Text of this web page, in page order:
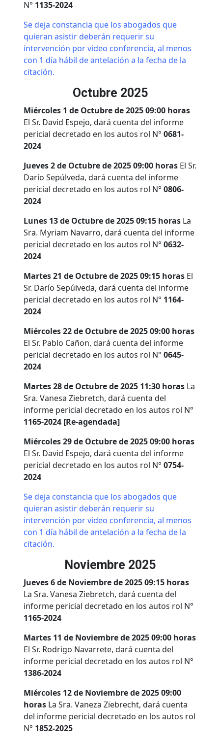
N° 1135-2024
Se deja constancia que los abogados que
quieran asistir deberán requerir su
intervención por video conferencia, al menos
con 1 día hábil de antelación a la fecha de la
citación.
Octubre 2025
Miércoles 1 de Octubre de 2025 09:00 horas
El Sr. David Espejo, dará cuenta del informe
pericial decretado en los autos rol N° 0681-
2024
Jueves 2 de Octubre de 2025 09:00 horas El Sr.
Darío Sepúlveda, dará cuenta del informe
pericial decretado en los autos rol N° 0806-
2024
Lunes 13 de Octubre de 2025 09:15 horas La
Sra. Myriam Navarro, dará cuenta del informe
pericial decretado en los autos rol N° 0632-
2024
Martes 21 de Octubre de 2025 09:15 horas El
Sr. Darío Sepúlveda, dará cuenta del informe
pericial decretado en los autos rol N° 1164-
2024
Miércoles 22 de Octubre de 2025 09:00 horas
El Sr. Pablo Cañon, dará cuenta del informe
pericial decretado en los autos rol N° 0645-
2024
Martes 28 de Octubre de 2025 11:30 horas La
Sra. Vanesa Ziebretch, dará cuenta del
informe pericial decretado en los autos rol N°
1165-2024 [Re-agendada]
Miércoles 29 de Octubre de 2025 09:00 horas
El Sr. David Espejo, dará cuenta del informe
pericial decretado en los autos rol N° 0754-
2024
Se deja constancia que los abogados que
quieran asistir deberán requerir su
intervención por video conferencia, al menos
con 1 día hábil de antelación a la fecha de la
citación.
Noviembre 2025
Jueves 6 de Noviembre de 2025 09:15 horas
La Sra. Vanesa Ziebretch, dará cuenta del
informe pericial decretado en los autos rol N°
1165-2024
Martes 11 de Noviembre de 2025 09:00 horas
El Sr. Rodrigo Navarrete, dará cuenta del
informe pericial decretado en los autos rol N°
1386-2024
Miércoles 12 de Noviembre de 2025 09:00
horas La Sra. Vaneza Ziebrecht, dará cuenta
del informe pericial decretado en los autos rol
N° 1852-2025